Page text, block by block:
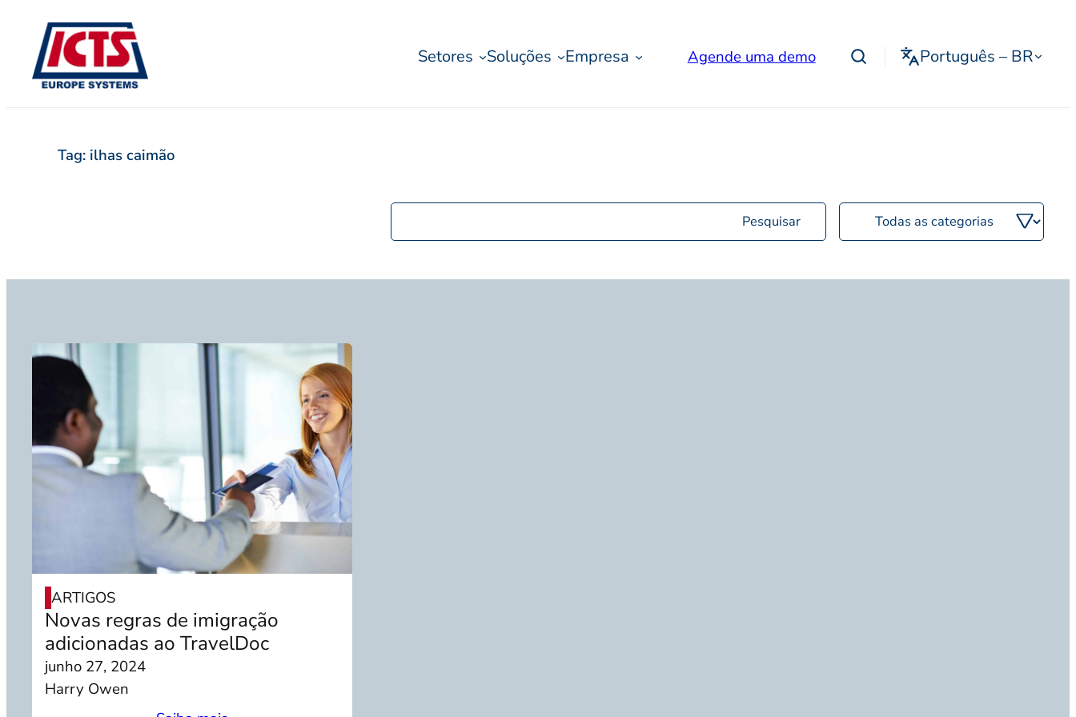
conteúdo
Setores Soluções Empresa Agende uma demo Português – BR
Tag: ilhas caimão
Pesquisar
postagens
Filtrar
por
ARTIGOS
Novas regras de imigração
adicionadas ao TravelDoc
junho 27, 2024
Harry Owen